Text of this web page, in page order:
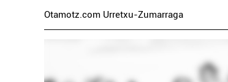
Otamotz.com Urretxu-Zumarraga